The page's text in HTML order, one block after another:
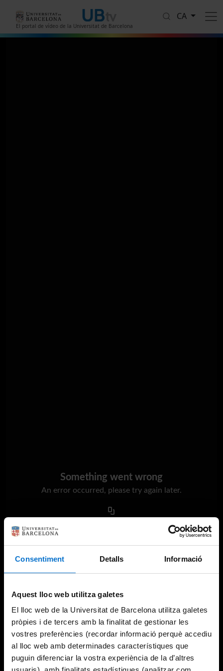
Consentiment Detalls Informació
Aquest lloc web utilitza galetes
El lloc web de la Universitat de Barcelona utilitza galetes
pròpies i de tercers amb la finalitat de gestionar les
vostres preferències (recordar informació perquè accediu
al lloc web amb determinades característiques que
puguin diferenciar la vostra experiència de la d’altres
El portal de vídeo de la Universitat de Barcelona
CA
Something went wrong
An error occurred, please try again later.